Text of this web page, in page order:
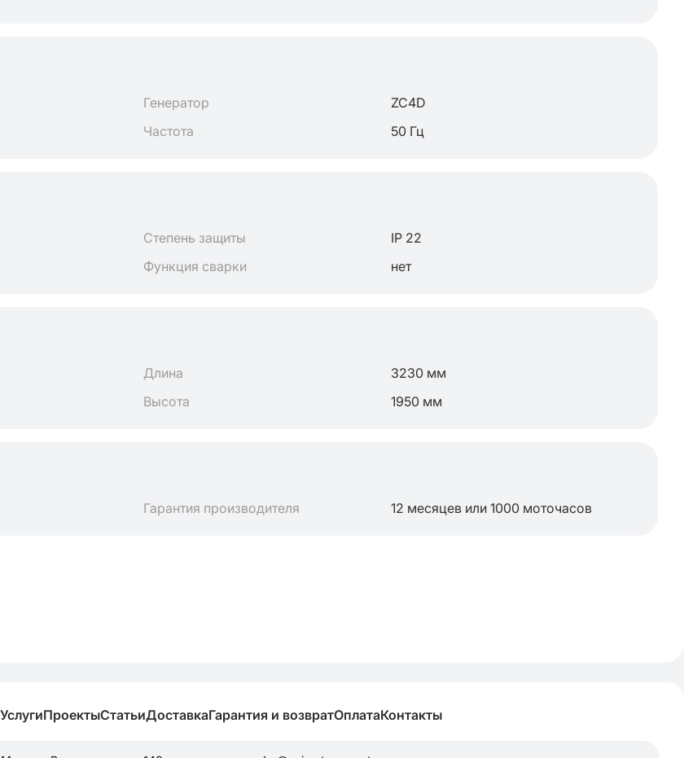
Генератор
ZC4D
Частота 50 Гц
Степень защиты
IP 22
Функция сварки нет
Длина
3230 мм
Высота 1950 мм
Гарантия производителя 12 месяцев или 1000 моточасов
УслугиПроектыСтатьиДоставкаГарантия и возвратОплатаКонтакты